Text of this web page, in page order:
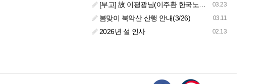
03.23
[부고] 故 이평광님(이주환 한국노동사회연구소 부소장 부친상)
03.11
봄맞이 북악산 산행 안내(3/26)
02.13
2026년 설 인사